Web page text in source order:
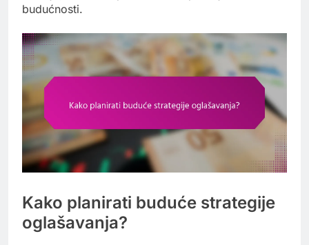
budućnosti.
Kako planirati buduće strategije
oglašavanja?